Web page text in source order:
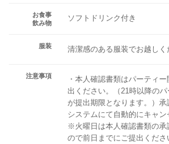
お食事
飲み物
ソフトドリンク付き
服装 清潔感のある服装でお越しく
注意事項
・本人確認書類はパーティ
出ください。（21時以降の
が提出期限となります。）
システムにて自動的にキャン
※火曜日は本人確認書類の承
ので前日までにご提出くださ